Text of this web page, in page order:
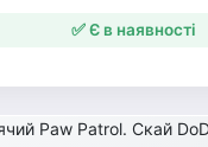
✅ Є в наявності